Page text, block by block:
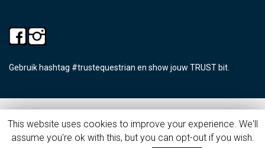
Gebruik hashtag #trustequestrian en show jouw TRUST bit.
©2026 Trust Equestrian
This website uses cookies to improve your experience. We'll
assume you're ok with this, but you can opt-out if you wish.